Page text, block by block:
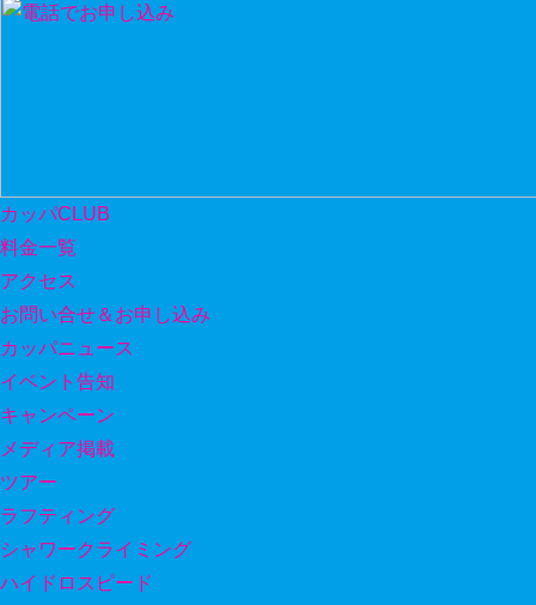
カッパCLUB
料金一覧
アクセス
お問い合せ＆お申し込み
カッパニュース
イベント告知
キャンペーン
メディア掲載
ツアー
ラフティング
シャワークライミング
ハイドロスピード